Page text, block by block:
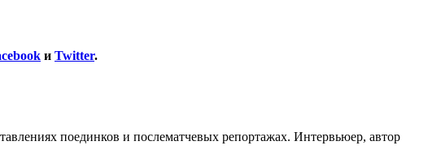
и Twitter.
поединков и послематчевых репортажах. Интервьюер, автор